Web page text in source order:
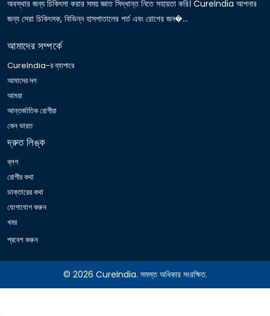
অবস্থার জন্য চিকিৎসা করার সময় জ্ঞাত সিদ্ধান্ত নিতে সহায়তা করি। CureIndia আপনার
জন্য সেরা চিকিৎসক, বিভিন্ন হাসপাতালের শর্ত এবং রোগের জন�...
আমাদের সম্পর্কে
CureIndia-র ব্যাপারে
আমাদের দল
আমরা
আন্তর্জাতিক রোগীরা
কেন ভারত
দ্রুত লিঙ্ক
ব্লগ
রোগীর কথা
ডাক্তারের কথা
যোগাযোগ করুন
খবর
প্রবেশ করুন
© 2026 CureIndia. সমস্ত অধিকার সংরক্ষিত.